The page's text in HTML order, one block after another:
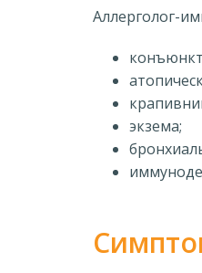
Аллерголог-
экзема;